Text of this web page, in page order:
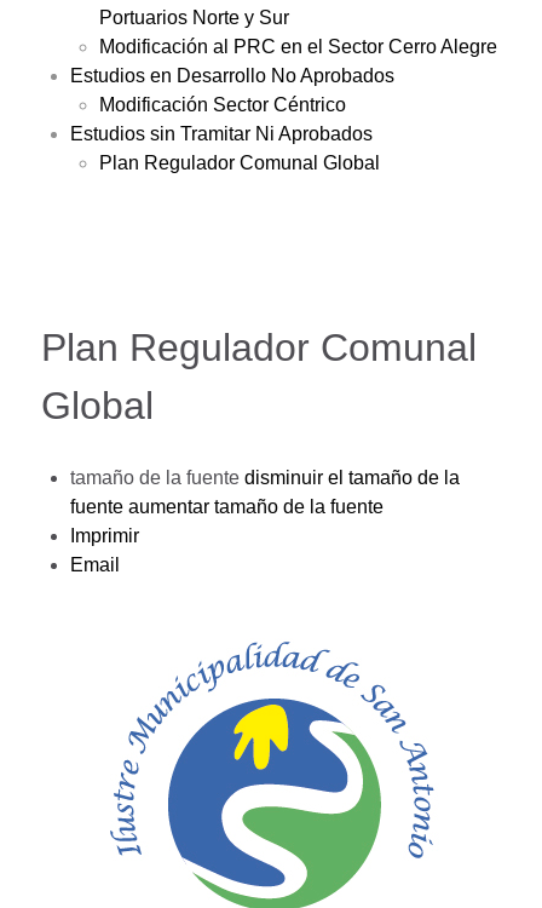
Portuarios Norte y Sur
Modificación al PRC en el Sector Cerro Alegre
Estudios en Desarrollo No Aprobados
Modificación Sector Céntrico
Estudios sin Tramitar Ni Aprobados
Plan Regulador Comunal Global
Plan Regulador Comunal
Global
tamaño de la fuente disminuir el tamaño de la
fuente aumentar tamaño de la fuente
Imprimir
Email